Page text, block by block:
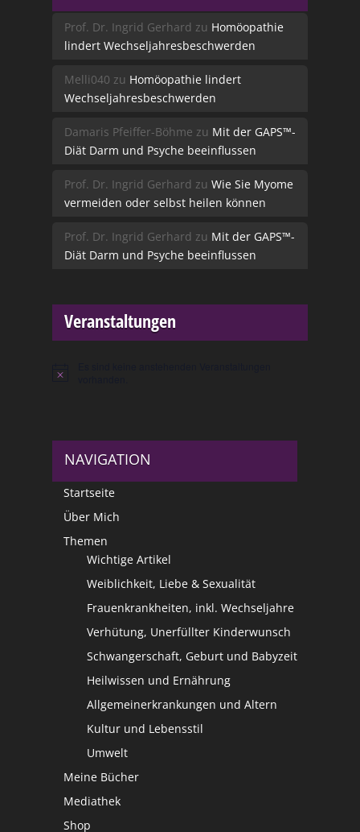
Prof. Dr. Ingrid Gerhard zu Homöopathie
lindert Wechseljahresbeschwerden
Melli040 zu Homöopathie lindert
Wechseljahresbeschwerden
Damaris Pfeiffer-Böhme zu Mit der GAPS™-
Diät Darm und Psyche beeinflussen
Prof. Dr. Ingrid Gerhard zu Wie Sie Myome
vermeiden oder selbst heilen können
Prof. Dr. Ingrid Gerhard zu Mit der GAPS™-
Diät Darm und Psyche beeinflussen
Veranstaltungen
Hinweis
NAVIGATION
Startseite
Über Mich
Themen
Wichtige Artikel
Weiblichkeit, Liebe & Sexualität
Frauenkrankheiten, inkl. Wechseljahre
Verhütung, Unerfüllter Kinderwunsch
Schwangerschaft, Geburt und Babyzeit
Heilwissen und Ernährung
Allgemeinerkrankungen und Altern
Kultur und Lebensstil
Umwelt
Meine Bücher
Mediathek
Shop